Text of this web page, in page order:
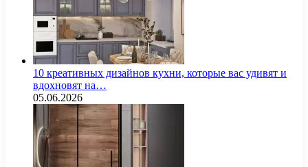
10 креативных дизайнов кухни, которые вас удивят и
вдохновят на…
05.06.2026